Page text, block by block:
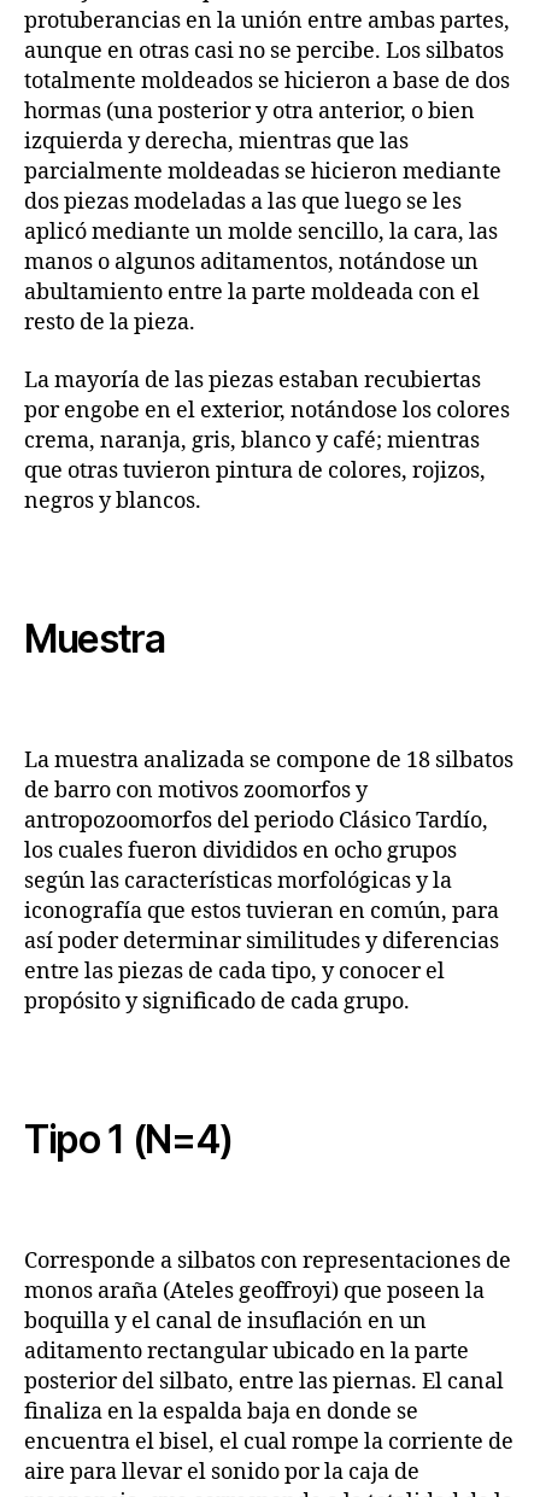
protuberancias en la unión entre ambas partes,
aunque en otras casi no se percibe. Los silbatos
totalmente moldeados se hicieron a base de dos
hormas (una posterior y otra anterior, o bien
izquierda y derecha, mientras que las
parcialmente moldeadas se hicieron mediante
dos piezas modeladas a las que luego se les
aplicó mediante un molde sencillo, la cara, las
manos o algunos aditamentos, notándose un
abultamiento entre la parte moldeada con el
resto de la pieza.
La mayoría de las piezas estaban recubiertas
por engobe en el exterior, notándose los colores
crema, naranja, gris, blanco y café; mientras
que otras tuvieron pintura de colores, rojizos,
negros y blancos.
Muestra
La muestra analizada se compone de 18 silbatos
de barro con motivos zoomorfos y
antropozoomorfos del periodo Clásico Tardío,
los cuales fueron divididos en ocho grupos
según las características morfológicas y la
iconografía que estos tuvieran en común, para
así poder determinar similitudes y diferencias
entre las piezas de cada tipo, y conocer el
propósito y significado de cada grupo.
Tipo 1 (N=4)
Corresponde a silbatos con representaciones de
monos araña (Ateles geoffroyi) que poseen la
boquilla y el canal de insuflación en un
aditamento rectangular ubicado en la parte
posterior del silbato, entre las piernas. El canal
finaliza en la espalda baja en donde se
encuentra el bisel, el cual rompe la corriente de
aire para llevar el sonido por la caja de